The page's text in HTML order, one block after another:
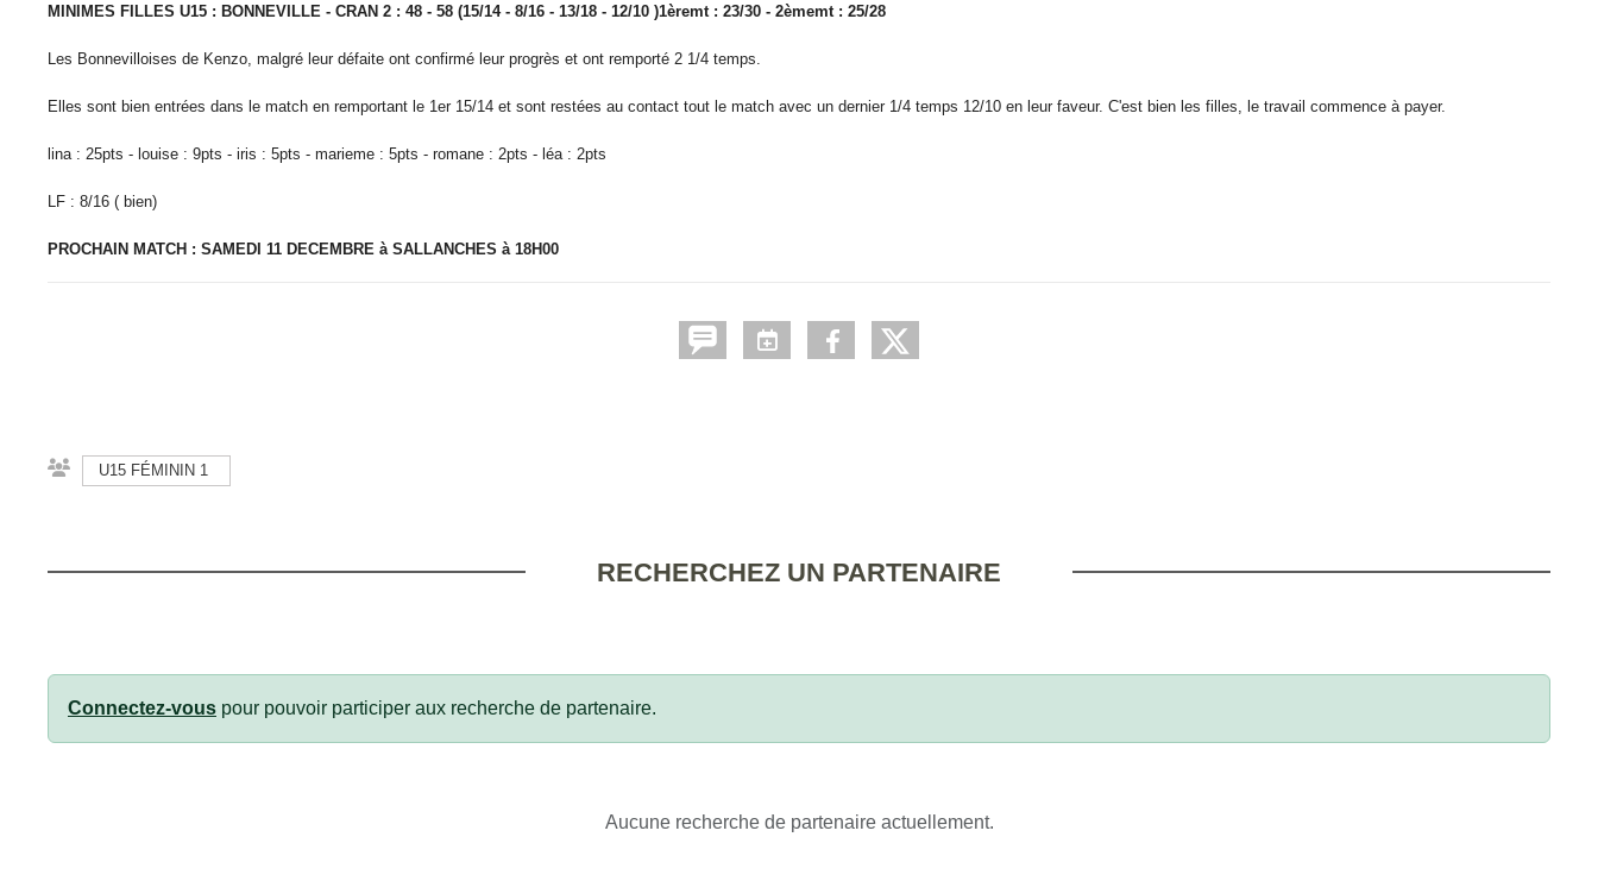
MINIMES FILLES U15 : BONNEVILLE - CRAN 2 : 48 - 58 (15/14 - 8/16 - 13/18 - 12/10 )1èremt : 23/30 - 2èmemt : 25/28
Les Bonnevilloises de Kenzo, malgré leur défaite ont confirmé leur progrès et ont remporté 2 1/4 temps.
Elles sont bien entrées dans le match en remportant le 1er 15/14 et sont restées au contact tout le match avec un dernier 1/4 temps 12/10 en leur faveur. C'est bien les filles, le travail commence à payer.
lina : 25pts - louise : 9pts - iris : 5pts - marieme : 5pts - romane : 2pts - léa : 2pts
LF : 8/16 ( bien)
PROCHAIN MATCH : SAMEDI 11 DECEMBRE à SALLANCHES à 18H00
U15 FÉMININ 1
RECHERCHEZ UN PARTENAIRE
Connectez-vous pour pouvoir participer aux recherche de partenaire.
Aucune recherche de partenaire actuellement.